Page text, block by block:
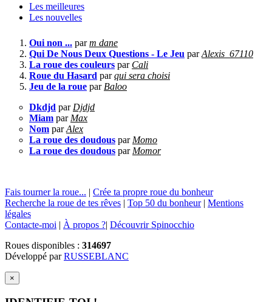
Les meilleures
Les nouvelles
Oui non ... parm dane
Qui De Nous Deux Questions - Le Jeu parAlexis_67110
La roue des couleurs par Cali
Roue du Hasard parqui sera choisi
Jeu de la roue par Baloo
Dkdjd par Djdjd
Miam par Max
Nom parAlex
La roue des doudous par Momo
La roue des doudous par Momor
Fais tourner la roue... | Crée ta propre roue du bonheur
Recherche la roue de tes rêves | Top 50 du bonheur| Mentions
légales
Contacte-moi | À propos ?| Découvrir Spinocchio
Roues disponibles : 314697
Développé parRUSSEBLANC
×